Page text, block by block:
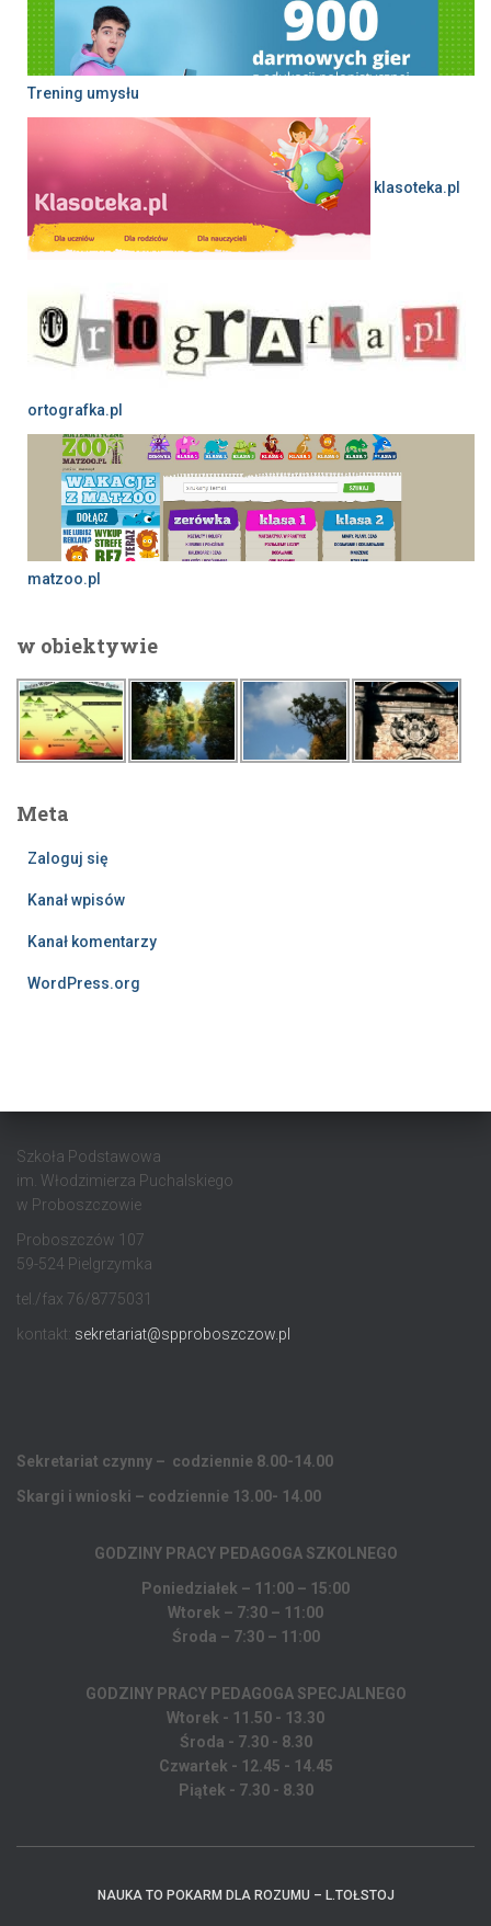
Trening umysłu
klasoteka.pl
ortografka.pl
matzoo.pl
w obiektywie
Meta
Zaloguj się
Kanał wpisów
Kanał komentarzy
WordPress.org
Szkoła Podstawowa
im. Włodzimierza Puchalskiego
w Proboszczowie
Proboszczów 107
59-524 Pielgrzymka
tel./fax 76/8775031
kontakt: sekretariat@spproboszczow.pl
Sekretariat czynny – codziennie 8.00-14.00
Skargi i wnioski – codziennie 13.00- 14.00
GODZINY PRACY PEDAGOGA SZKOLNEGO
Poniedziałek – 11:00 – 15:00
Wtorek – 7:30 – 11:00
Środa – 7:30 – 11:00
GODZINY PRACY PEDAGOGA SPECJALNEGO
Wtorek - 11.50 - 13.30
Środa - 7.30 - 8.30
Czwartek - 12.45 - 14.45
Piątek - 7.30 - 8.30
NAUKA TO POKARM DLA ROZUMU – L.TOŁSTOJ